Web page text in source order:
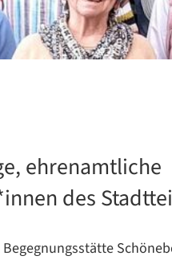
ehrenamtliche
des